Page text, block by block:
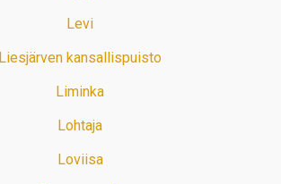
Levi
Liesjärven kansallispuisto
Liminka
Lohtaja
Loviisa